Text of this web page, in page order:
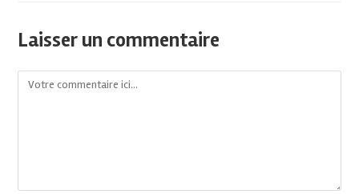
Laisser un commentaire